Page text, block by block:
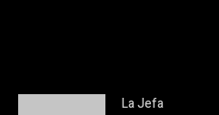
La Jefa